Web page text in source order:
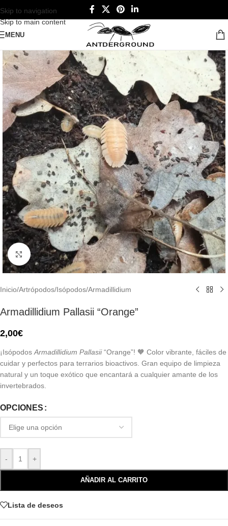
Skip to navigation
Skip to main content
MENU
Click to enlarge
Inicio/Artrópodos/Isópodos/Armadillidium
Armadillidium Pallasii “Orange”
2,00€
¡Isópodos Armadillidium Pallasii“Orange”! 🧡 Color vibrante, fáciles de
cuidar y perfectos para terrarios bioactivos. Gran equipo de limpieza
natural y un toque exótico que encantará a cualquier amante de los
invertebrados.
OPCIONES
- +
AÑADIR AL CARRITO
Lista de deseos